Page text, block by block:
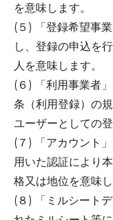
を意味します。
(５) 「登録希望事
し、登録の申込を
人を意味します。
(６) 「利用事業者
条（利用登録）の
ユーザーとしての
(７) 「アカウント
用いた認証により
格又は地位を意味し
(８) 「ミルシート